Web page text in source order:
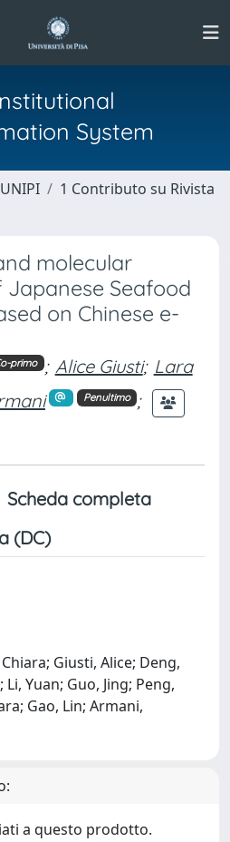
System
1 Contributo su Rivista
molecular
Seafood
on Chinese e-
primo ; Alice Giusti; Lara
Penultimo ;
Scheda completa
(DC)
Giusti, Alice; Deng,
Yuan; Guo, Jing; Peng,
Gao, Lin; Armani,
a questo prodotto.